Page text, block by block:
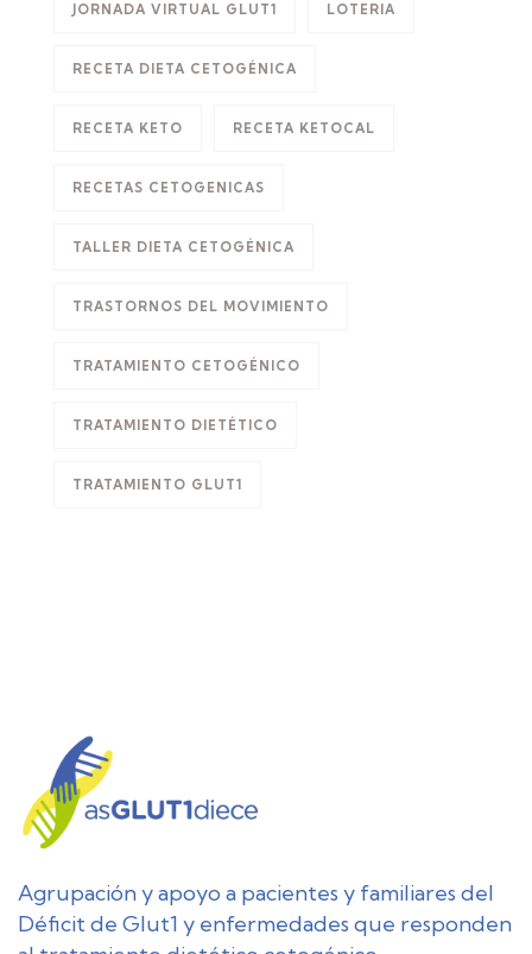
JORNADA VIRTUAL GLUT1 LOTERIA
RECETA DIETA CETOGÉNICA
RECETA KETO RECETA KETOCAL
RECETAS CETOGENICAS
TALLER DIETA CETOGÉNICA
TRASTORNOS DEL MOVIMIENTO
TRATAMIENTO CETOGÉNICO
TRATAMIENTO DIETÉTICO
TRATAMIENTO GLUT1
Agrupación y apoyo a pacientes y familiares del
Déficit de Glut1 y enfermedades que responden